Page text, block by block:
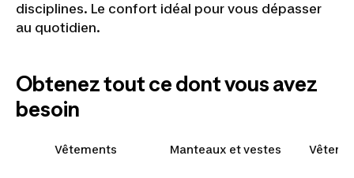
disciplines. Le confort idéal pour vous dépasser
au quotidien.
Obtenez tout ce dont vous avez
besoin
Vêtements Manteaux et vestes